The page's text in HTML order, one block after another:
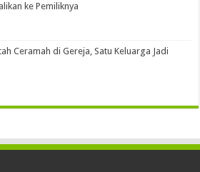
ke Pemiliknya
Ceramah di Gereja, Satu Keluarga Jadi